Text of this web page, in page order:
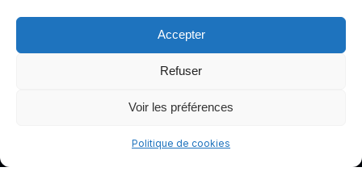
Accepter
Refuser
Voir les préférences
Politique de cookies